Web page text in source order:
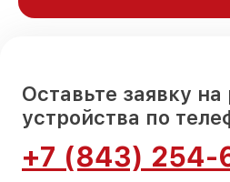
Оставьте заявку
устройства по
+7 (843) 254-